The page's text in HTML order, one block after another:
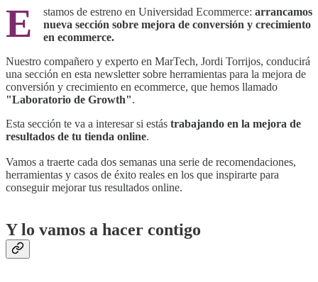
E stamos de estreno en Universidad Ecommerce: arrancamos
nueva sección sobre mejora de conversión y crecimiento
en ecommerce.
Nuestro compañero y experto en MarTech, Jordi Torrijos, conducirá
una sección en esta newsletter sobre herramientas para la mejora de
conversión y crecimiento en ecommerce, que hemos llamado
"Laboratorio de Growth".
Esta sección te va a interesar si estás trabajando en la mejora de
resultados de tu tienda online.
Vamos a traerte cada dos semanas una serie de recomendaciones,
herramientas y casos de éxito reales en los que inspirarte para
conseguir mejorar tus resultados online.
Y lo vamos a hacer contigo